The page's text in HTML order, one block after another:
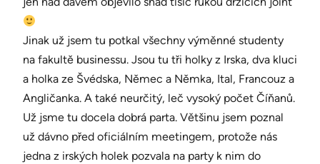
Jinak už jsem tu potkal všechny výměnné studenty
na fakultě businessu. Jsou tu tři holky z Irska, dva kluci
a holka ze Švédska, Němec a Němka, Ital, Francouz a
Angličanka. A také neurčitý, leč vysoký počet Číňanů.
Už jsme tu docela dobrá parta. Většinu jsem poznal
už dávno před oficiálním meetingem, protože nás
jedna z irských holek pozvala na party k nim do